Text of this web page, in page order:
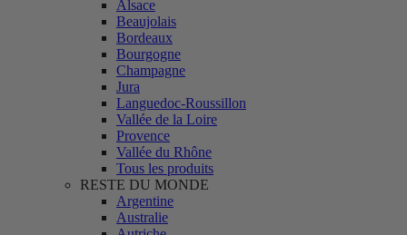
Alsace
Beaujolais
Bordeaux
Bourgogne
Champagne
Jura
Languedoc-Roussillon
Vallée de la Loire
Provence
Vallée du Rhône
Tous les produits
RESTE DU MONDE
Argentine
Australie